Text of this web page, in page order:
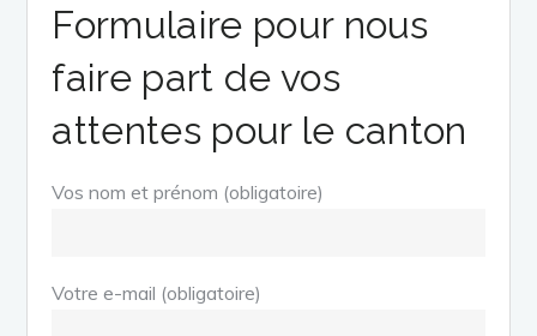
Formulaire pour nous
faire part de vos
attentes pour le canton
Vos nom et prénom (obligatoire)
Votre e-mail (obligatoire)